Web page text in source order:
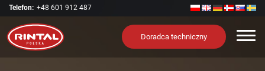
Telefon: +48 601 912 487
Doradca techniczny